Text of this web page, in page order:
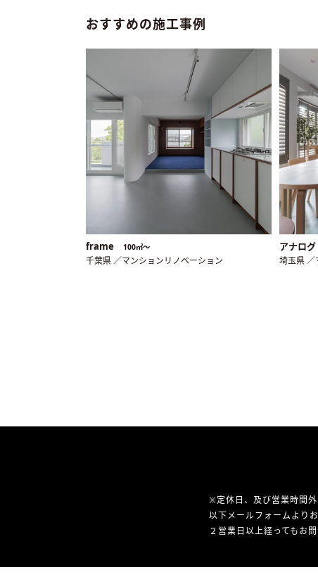
おすすめの施工事例
frame 100㎡〜
千葉県 ／マンションリノベーション
アナログ
埼玉県 ／
※定休日、及び営業時間
以下メールフォームより
２営業日以上経ってもお